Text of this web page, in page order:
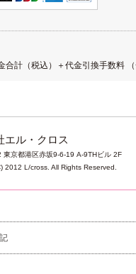
計（税込）＋代金引換手数料 （
エル・クロス
東京都港区赤坂9-6-19 A-9THビル 2F
2012 L/cross. All Rights Reserved.